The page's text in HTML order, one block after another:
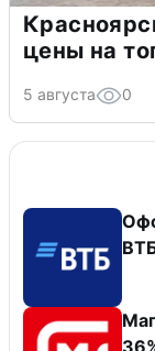
цены на
5 августа 0